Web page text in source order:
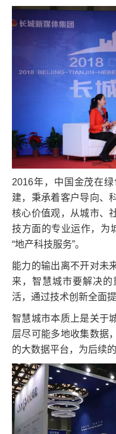
2016年，中国金茂在
建，秉承着客户导向、
核心价值观，从城市、
技方面的专业运作，为
“地产科技服务”。
能力的输出离不开对未
来，智慧城市要解决
活，通过技术创新全面
智慧城市本质上是关于
层尽可能多地收集数据
的大数据平台，为后续